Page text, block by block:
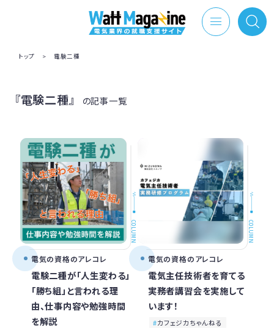
トップ > 電験二種
『電験二種』 の記事一覧
COLUMN
電気の資格のアレコレ
電験二種が「人生変わる」
「勝ち組」と言われる理
由、仕事内容や勉強時間
を解説
COLUMN
電気の資格のアレコレ
電気主任技術者を育てる
実務者講習会を実施して
います！
カフェジカちゃんねる